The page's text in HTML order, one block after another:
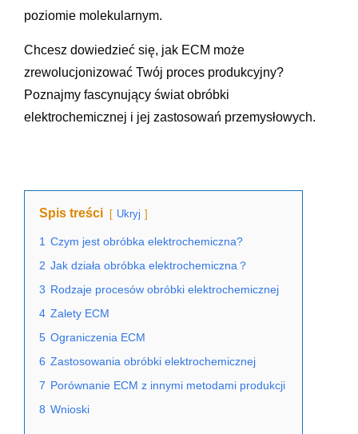
poziomie molekularnym.
Chcesz dowiedzieć się, jak ECM może
zrewolucjonizować Twój proces produkcyjny?
Poznajmy fascynujący świat obróbki
elektrochemicznej i jej zastosowań przemysłowych.
Spis treści Ukryj
1 Czym jest obróbka elektrochemiczna?
2 Jak działa obróbka elektrochemiczna？
3 Rodzaje procesów obróbki elektrochemicznej
4 Zalety ECM
5 Ograniczenia ECM
6 Zastosowania obróbki elektrochemicznej
7 Porównanie ECM z innymi metodami produkcji
8 Wnioski